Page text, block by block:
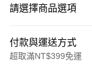
請選擇商品選項
付款與運送方式
超取滿NT$399免運